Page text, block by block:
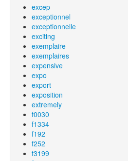
excep
exceptionnel
exceptionnelle
exciting
exemplaire
exemplaires
expensive
expo
export
exposition
extremely
f0030
f1334
f192
f252
f3199